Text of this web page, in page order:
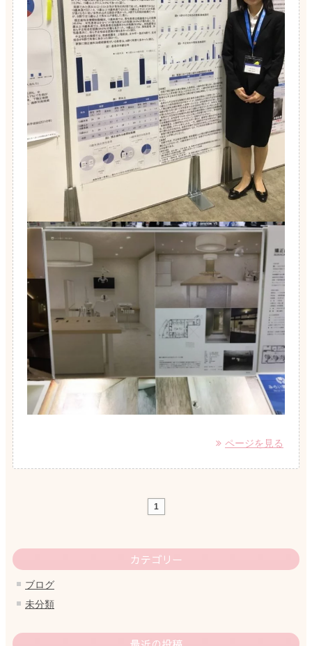
ページを見る
1
カテゴリー
ブログ
未分類